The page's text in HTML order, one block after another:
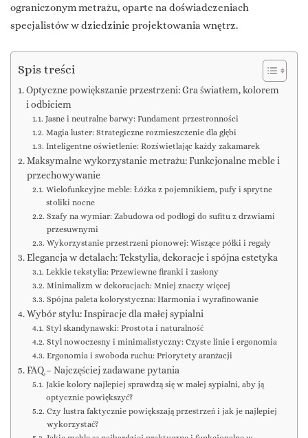
ograniczonym metrażu, oparte na doświadczeniach
specjalistów w dziedzinie projektowania wnętrz.
Spis treści
Optyczne powiększanie przestrzeni: Gra światłem, kolorem
i odbiciem
Jasne i neutralne barwy: Fundament przestronności
Magia luster: Strategiczne rozmieszczenie dla głębi
Inteligentne oświetlenie: Rozświetlając każdy zakamarek
Maksymalne wykorzystanie metrażu: Funkcjonalne meble i
przechowywanie
Wielofunkcyjne meble: Łóżka z pojemnikiem, pufy i sprytne
stoliki nocne
Szafy na wymiar: Zabudowa od podłogi do sufitu z drzwiami
przesuwnymi
Wykorzystanie przestrzeni pionowej: Wiszące półki i regały
Elegancja w detalach: Tekstylia, dekoracje i spójna estetyka
Lekkie tekstylia: Przewiewne firanki i zasłony
Minimalizm w dekoracjach: Mniej znaczy więcej
Spójna paleta kolorystyczna: Harmonia i wyrafinowanie
Wybór stylu: Inspiracje dla małej sypialni
Styl skandynawski: Prostota i naturalność
Styl nowoczesny i minimalistyczny: Czyste linie i ergonomia
Ergonomia i swoboda ruchu: Priorytety aranżacji
FAQ – Najczęściej zadawane pytania
Jakie kolory najlepiej sprawdzą się w małej sypialni, aby ją
optycznie powiększyć?
Czy lustra faktycznie powiększają przestrzeń i jak je najlepiej
wykorzystać?